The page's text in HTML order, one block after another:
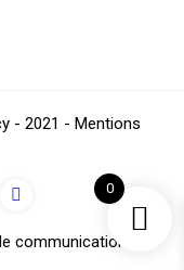
0
- 2021 - Mentions
communication